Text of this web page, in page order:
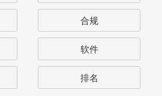
合规
软件
排名